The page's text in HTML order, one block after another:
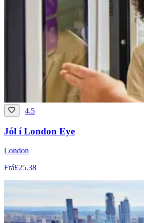
4.5
Jól í London Eye
London
Frá£25.38